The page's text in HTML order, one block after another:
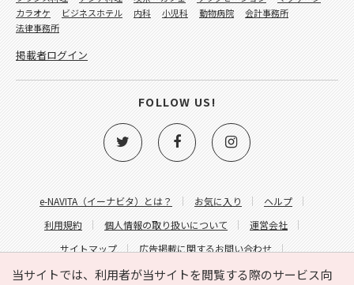
当サイトでは、利用者が当サイトを閲覧する際のサービス向
e-NAVITA（イーナビタ）とは？ お気に入り
ヘルプ
利用規約
個人情報の取り扱いについて
運営会社
サイトマップ
広告掲載に関するお問い合わせ
サイトの内容に関するお問い合わせ
カラオケ
ビジネスホテル 内科 小児科 動物病院
会計事務所
法律事務所
掲載者ログイン
FOLLOW US!